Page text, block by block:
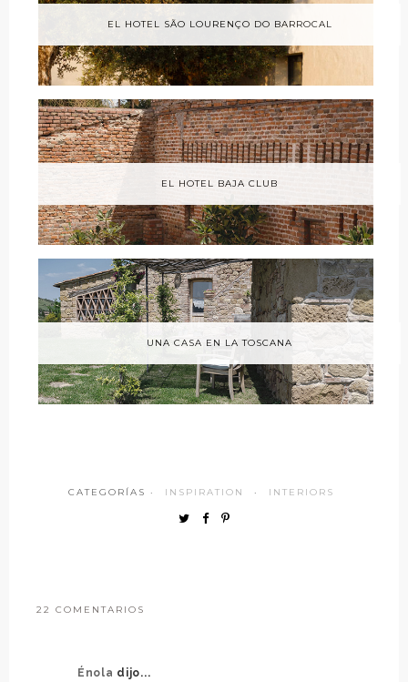
EL HOTEL SÃO LOURENÇO DO BARROCAL
EL HOTEL BAJA CLUB
UNA CASA EN LA TOSCANA
CATEGORÍAS · INSPIRATION · INTERIORS
22 COMENTARIOS
Énola dijo...